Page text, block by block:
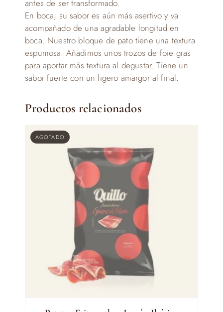
antes de ser transformado.
En boca, su sabor es aún más asertivo y va
acompañado de una agradable longitud en
boca. Nuestro bloque de pato tiene una textura
espumosa. Añadimos unos trozos de foie gras
para aportar más textura al degustar. Tiene un
sabor fuerte con un ligero amargor al final.
Productos relacionados
AGOTADO